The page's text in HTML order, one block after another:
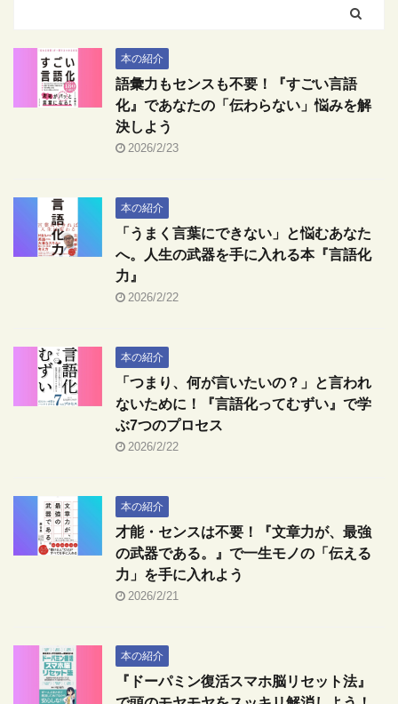
本の紹介
語彙力もセンスも不要！『すごい言語
化』であなたの「伝わらない」悩みを解
決しよう
2026/2/23
本の紹介
「うまく言葉にできない」と悩むあなた
へ。人生の武器を手に入れる本『言語化
力』
2026/2/22
本の紹介
「つまり、何が言いたいの？」と言われ
ないために！『言語化ってむずい』で学
ぶ7つのプロセス
2026/2/22
本の紹介
才能・センスは不要！『文章力が、最強
の武器である。』で一生モノの「伝える
力」を手に入れよう
2026/2/21
本の紹介
『ドーパミン復活スマホ脳リセット法』